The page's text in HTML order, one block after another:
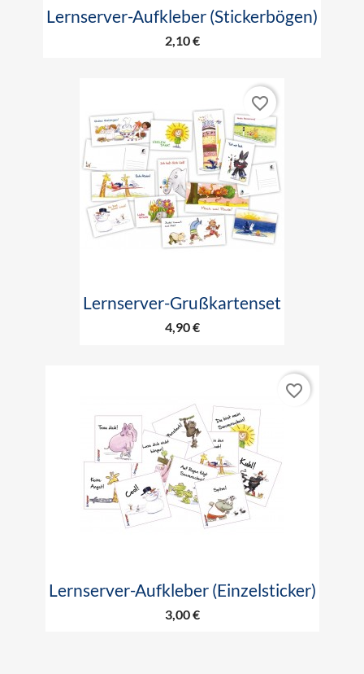
Lernserver-Aufkleber (Stickerbögen)
2,10 €
Lernserver-Grußkartenset
4,90 €
favorite_border
Lernserver-Aufkleber (Einzelsticker)
3,00 €
favorite_border